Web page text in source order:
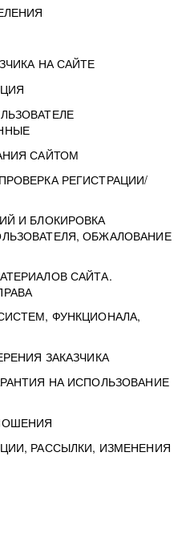
НА САЙТЕ
САЙТОМ
РЕГИСТРАЦИИ/
И БЛОКИРОВКА
ОБЖАЛОВАНИЕ
САЙТА.
ФУНКЦИОНАЛА,
ЗАКАЗЧИКА
НА ИСПОЛЬЗОВАНИЕ
РАССЫЛКИ, ИЗМЕНЕНИЯ